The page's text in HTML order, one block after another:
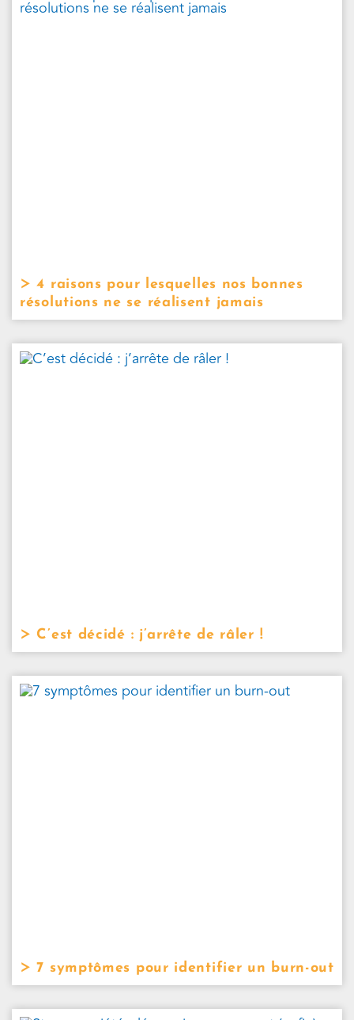
4 raisons pour lesquelles nos bonnes
résolutions ne se réalisent jamais
C’est décidé : j’arrête de râler !
7 symptômes pour identifier un burn-out